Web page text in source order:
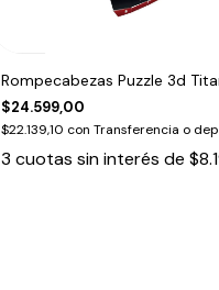
Rompecabezas Puzzle 3d
$24.599,00
$22.139,10 con Transferencia o
3 cuotas sin interés de